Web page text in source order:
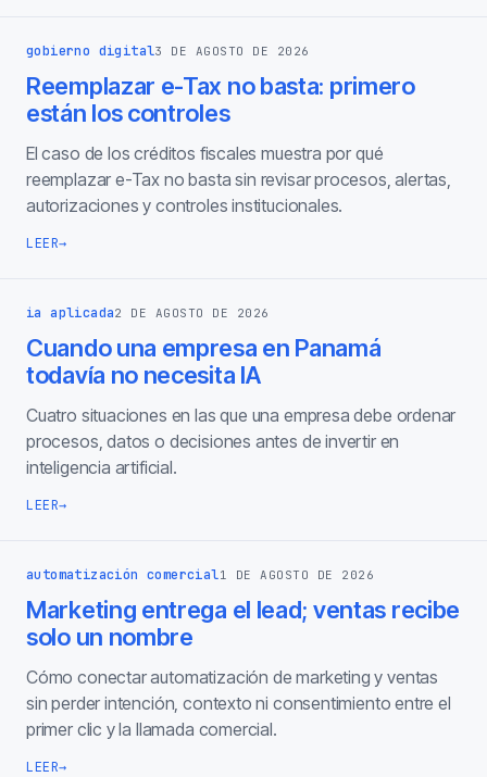
gobierno digital3 DE AGOSTO DE 2026
Reemplazar e-Tax no basta: primero
están los controles
El caso de los créditos fiscales muestra por qué
reemplazar e-Tax no basta sin revisar procesos, alertas,
autorizaciones y controles institucionales.
LEER→
ia aplicada2 DE AGOSTO DE 2026
Cuando una empresa en Panamá
todavía no necesita IA
Cuatro situaciones en las que una empresa debe ordenar
procesos, datos o decisiones antes de invertir en
inteligencia artificial.
LEER→
automatización comercial1 DE AGOSTO DE 2026
Marketing entrega el lead; ventas recibe
solo un nombre
Cómo conectar automatización de marketing y ventas
sin perder intención, contexto ni consentimiento entre el
primer clic y la llamada comercial.
LEER→